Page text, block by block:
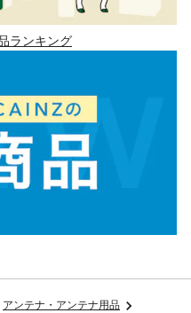
ランキング
アンテナ・アンテナ用品